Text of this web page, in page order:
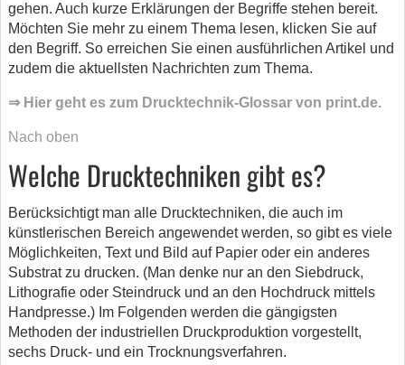
gehen. Auch kurze Erklärungen der Begriffe stehen bereit.
Möchten Sie mehr zu einem Thema lesen, klicken Sie auf
den Begriff. So erreichen Sie einen ausführlichen Artikel und
zudem die aktuellsten Nachrichten zum Thema.
⇒ Hier geht es zum Drucktechnik-Glossar von print.de.
Nach oben
Welche Drucktechniken gibt es?
Berücksichtigt man alle Drucktechniken, die auch im
künstlerischen Bereich angewendet werden, so gibt es viele
Möglichkeiten, Text und Bild auf Papier oder ein anderes
Substrat zu drucken. (Man denke nur an den Siebdruck,
Lithografie oder Steindruck und an den Hochdruck mittels
Handpresse.) Im Folgenden werden die gängigsten
Methoden der industriellen Druckproduktion vorgestellt,
sechs Druck- und ein Trocknungsverfahren.